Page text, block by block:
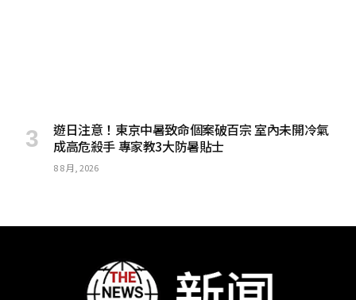
遊日注意！東京中暑致命個案破百宗 室內未開冷氣
成高危殺手 專家教3大防暑貼士
8 8 月, 2026